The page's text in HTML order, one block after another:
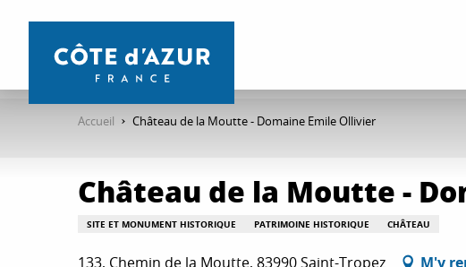
contenu
Accueil Château de la Moutte - Domaine Emile Ollivier
Château de la Moutte -
SITE ET MONUMENT HISTORIQUE PATRIMOINE HISTORIQUE CHÂTEAU
133, Chemin de la Moutte, 83990 Saint-Tropez M'y